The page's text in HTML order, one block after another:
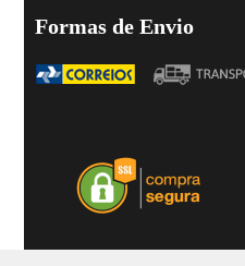
Formas de Envio